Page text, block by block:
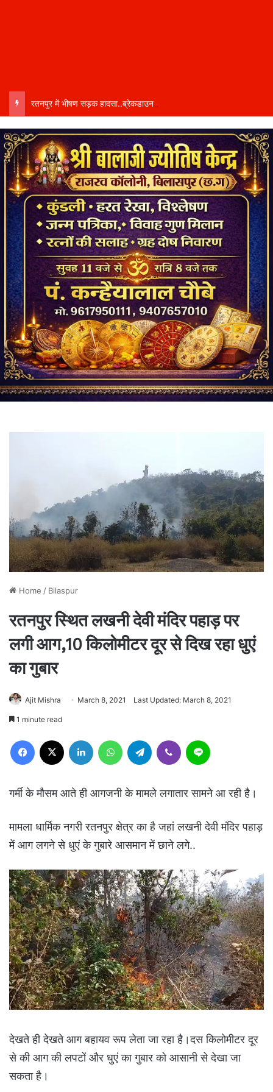
Home / Bilaspur
रतनपुर स्थित लखनी देवी मंदिर पहाड़ पर
लगी आग,10 किलोमीटर दूर से दिख रहा धुएं
का गुबार
Ajit Mishra March 8, 2021 Last Updated: March 8, 2021
1 minute read
Facebook LinkedIn WhatsAppTelegram Viber
गर्मी के मौसम आते ही आगजनी के मामले लगातार सामने आ रही है।
मामला धार्मिक नगरी रतनपुर क्षेत्र का है जहां लखनी देवी मंदिर पहाड़
में आग लगने से धुएं के गुबारे आसमान में छाने लगे..
देखते ही देखते आग बहायव रूप लेता जा रहा है।दस किलोमीटर दूर
से की आग की लपटों और धुएं का गुबार को आसानी से देखा जा
सकता है।